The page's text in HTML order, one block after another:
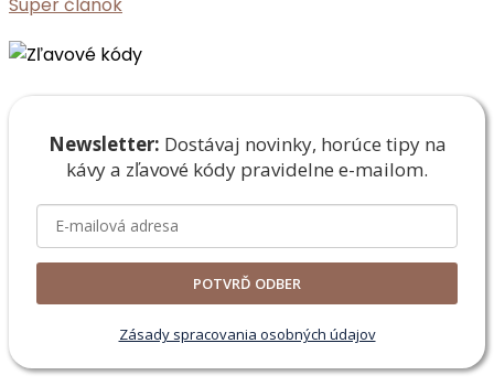
Super článok
Newsletter: Dostávaj novinky, horúce tipy na
kávy a zľavové kódy pravidelne e-mailom.
POTVRĎ ODBER
Zásady spracovania osobných údajov